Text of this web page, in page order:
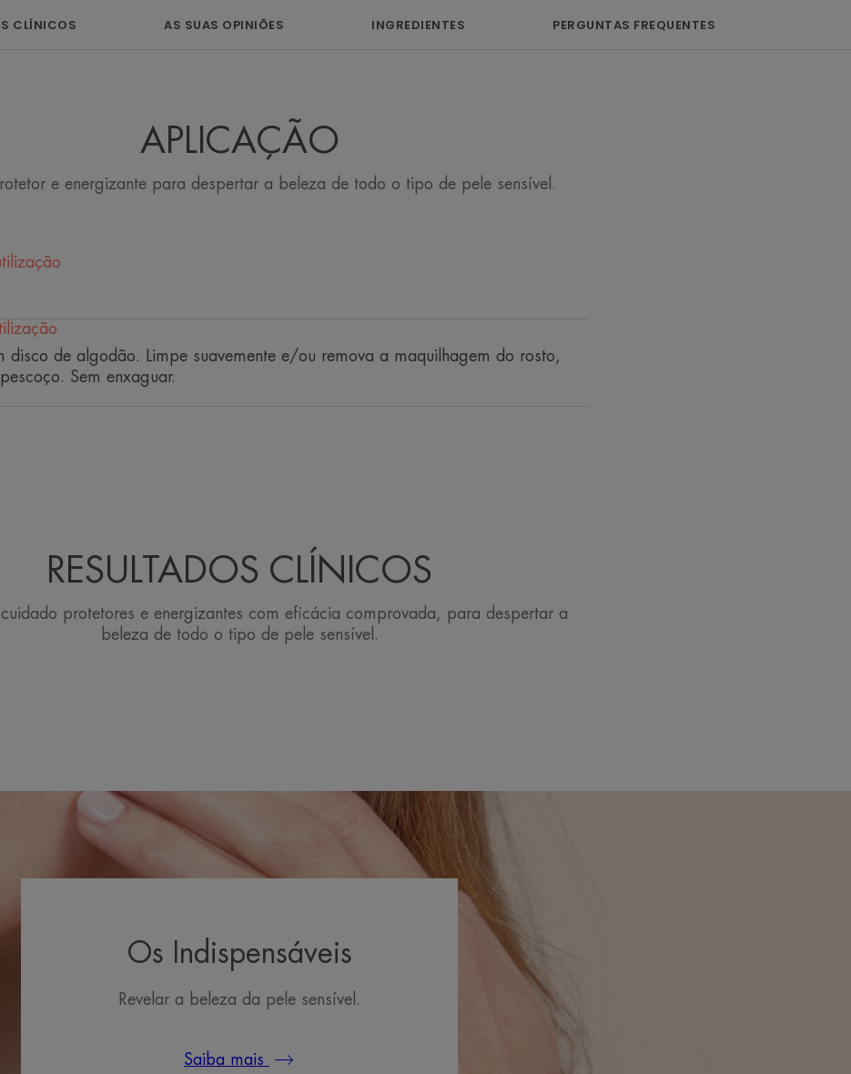
Embalagem primária - Frasco: No amarelo - Plástico
CLÍNICOS AS SUAS OPINIÕES INGREDIENTES PERGUNTAS FREQUENTES
APLICAÇÃO
e energizante para despertar a beleza de todo o tipo de pele sensível.
disco de algodão. Limpe suavemente e/ou remova a maquilhagem do rosto,
Sem enxaguar.
RESULTADOS CLÍNICOS
cuidado protetores e energizantes com eficácia comprovada, para despertar a
beleza de todo o tipo de pele sensível.
Os Indispensáveis
Revelar a beleza da pele sensível.
Saiba mais